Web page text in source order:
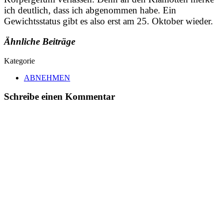
ich deutlich, dass ich abgenommen habe. Ein
Gewichtsstatus gibt es also erst am 25. Oktober wieder.
Ähnliche Beiträge
Kategorie
ABNEHMEN
Schreibe einen Kommentar